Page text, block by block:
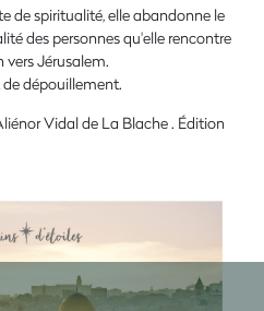
de spiritualité, elle abandonne le
des personnes qu'elle rencontre
Jérusalem.
de dépouillement.
Vidal de La Blache . Édition